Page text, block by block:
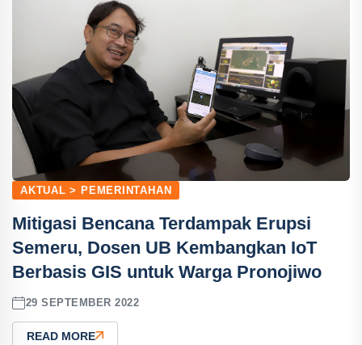
AKTUAL > PEMERINTAHAN
Mitigasi Bencana Terdampak Erupsi
Semeru, Dosen UB Kembangkan IoT
Berbasis GIS untuk Warga Pronojiwo
29 SEPTEMBER 2022
READ MORE